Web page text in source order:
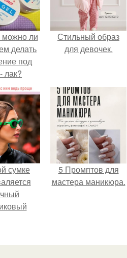
можно ли
делать
под
лак?
Стильный образ
для девочек.
сумке
5 Промптов для
мастера маникюра.